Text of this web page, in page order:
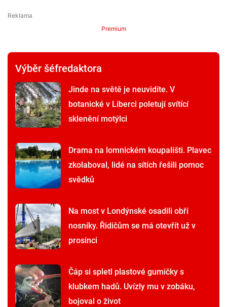
Premium
Výběr šéfredaktora
Jinde na světě je neuvidíte. V
botanické v Liberci poletují svítící
sklenění motýlci
Drama na lomnickém koupališti. Plavec
zkolaboval, lidé na sítích řešili pomoc
svědků
Na most v Londýnské osadili obří
nosníky. Řidičům se má otevřít už v
prosinci
Čáp si spletl plastové gumičky s
klubkem hadů. Uvízly mu v zobáku,
bojoval o život